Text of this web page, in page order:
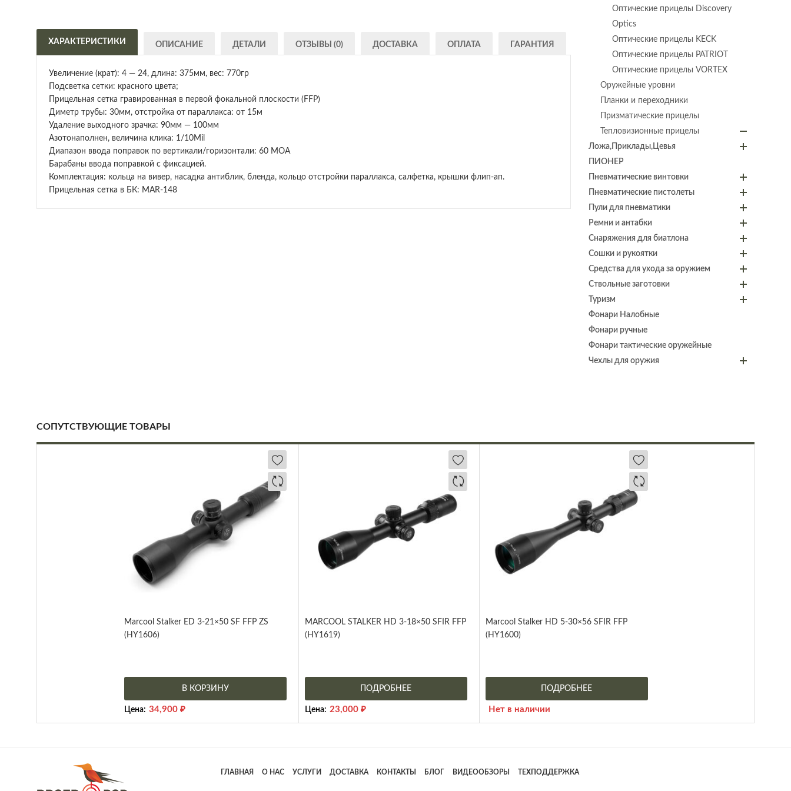
ХАРАКТЕРИСТИКИ ОПИСАНИЕ ДЕТАЛИ ОТЗЫВЫ (0) ДОСТАВКА ОПЛАТА ГАРАНТИЯ
Увеличение (крат): 4 — 24, длина: 375мм, вес: 770гр
Подсветка сетки: красного цвета;
Прицельная сетка гравированная в первой фокальной плоскости (FFP)
Диметр трубы: 30мм, отстройка от параллакса: от 15м
Удаление выходного зрачка: 90мм — 100мм
Азотонаполнен, величина клика: 1/10Mil
Диапазон ввода поправок по вертикали/горизонтали: 60 MOA
Барабаны ввода поправкой с фиксацией.
Комплектация: кольца на вивер, насадка антиблик, бленда, кольцо отстройки параллакса, салфетка, крышки флип-ап.
Прицельная сетка в БК: MAR-148
Оптические прицелы Discovery
Optics
Оптические прицелы KECK
Оптические прицелы PATRIOT
Оптические прицелы VORTEX
Оружейные уровни
Планки и переходники
Призматические прицелы
Тепловизионные прицелы
Ложа,Приклады,Цевья
ПИОНЕР
Пневматические винтовки
Пневматические пистолеты
Пули для пневматики
Ремни и антабки
Снаряжения для биатлона
Сошки и рукоятки
Средства для ухода за оружием
Ствольные заготовки
Туризм
Фонари Налобные
Фонари ручные
Фонари тактические оружейные
Чехлы для оружия
СОПУТСТВУЮЩИЕ ТОВАРЫ
Marcool Stalker ED 3-21×50 SF FFP ZS
(HY1606)
В КОРЗИНУ
Цена: 34,900 ₽
MARCOOL STALKER HD 3-18×50 SFIR FFP
(HY1619)
ПОДРОБНЕЕ
Цена: 23,000 ₽
Marcool Stalker HD 5-30×56 SFIR FFP
(HY1600)
ПОДРОБНЕЕ
Нет в наличии
ГЛАВНАЯ О НАС УСЛУГИ ДОСТАВКА КОНТАКТЫ БЛОГ ВИДЕООБЗОРЫ ТЕХПОДДЕРЖКА